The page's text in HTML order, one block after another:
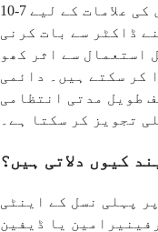
بنائی گئی ہیں، عام طور پر سردی کی علامات کے لیے 7-10
ڈاکٹر سے بات کرنی
استعمال سے اثر کھو
کر سکتے ہیں۔ دائمی
طویل مدتی انتظامی
تجویز کر سکتا ہے۔
کیوں دلاتی ہیں؟
پہلی نسل کے اینٹی
یا ڈیفین